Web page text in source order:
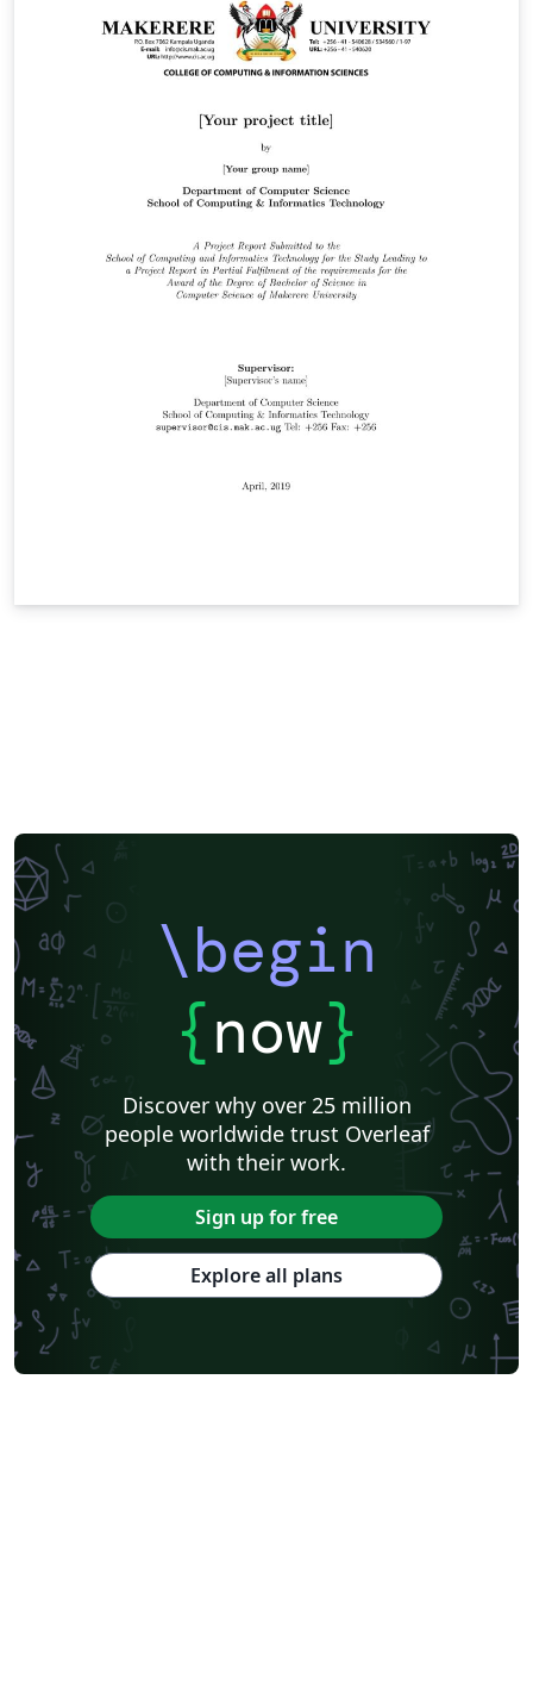
\begin
{now}
Discover why over 25 million
people worldwide trust Overleaf
with their work.
Sign up for free
Explore all plans